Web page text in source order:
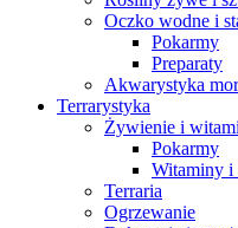
Oczko wodne i
Pokarmy
Preparaty
Akwarystyka
Terrarystyka
Żywienie i
Pokarmy
Witaminy i
Terraria
Ogrzewanie